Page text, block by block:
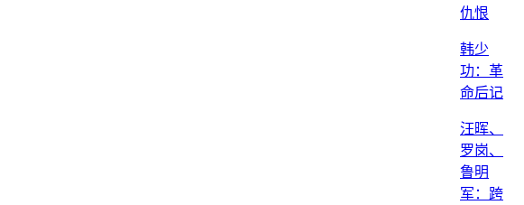
仇恨
韩少
功：革
命后记
汪晖、
罗岗、
鲁明
军：跨